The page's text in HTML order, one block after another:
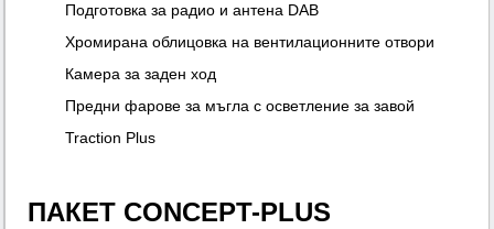
Подготовка за радио и антена DAB
Хромирана облицовка на вентилационните отвори
Камера за заден ход
Предни фарове за мъгла с осветление за завой
Traction Plus
ПАКЕТ CONCEPT-PLUS